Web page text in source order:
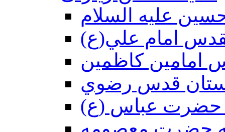
عليه السلام
امام علي(ع)
امامين كاظمين
قدس رضوي
حضرت عباس (ع)